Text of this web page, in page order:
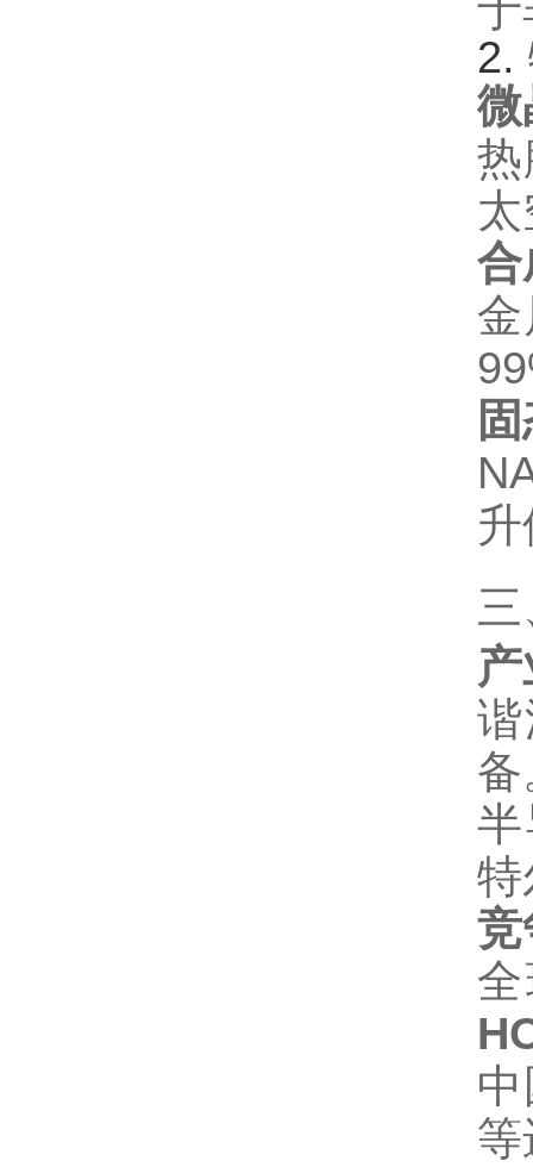
2. ‌
合
备‌
特
竞